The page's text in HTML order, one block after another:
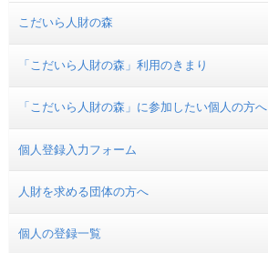
こだいら人財の森
「こだいら人財の森」利用のきまり
「こだいら人財の森」に参加したい個人の方へ
個人登録入力フォーム
人財を求める団体の方へ
個人の登録一覧